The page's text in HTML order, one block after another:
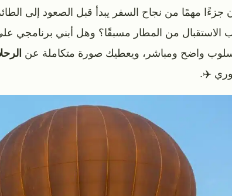
أن جزءًا مهمًا من نجاح السفر يبدأ قبل الصعود إلى
الاستقبال من المطار مسبقًا؟ وهل أبني برنامجي
واضح ومباشر، ويعطيك صورة متكاملة عن
✈️.